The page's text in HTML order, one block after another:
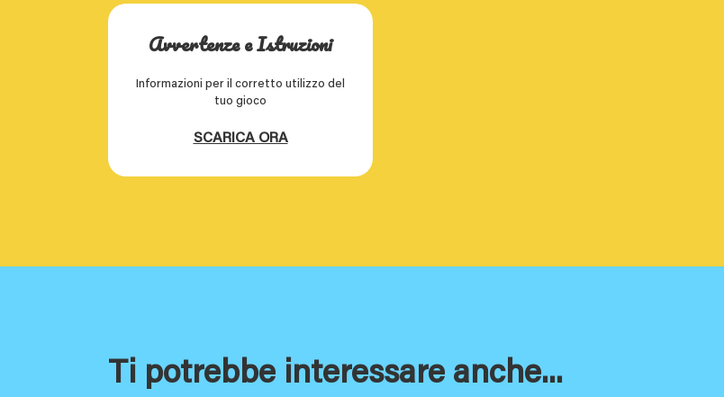
Avvertenze e Istruzioni
Informazioni per il corretto utilizzo del
tuo gioco
SCARICA ORA
Ti potrebbe interessare anche...